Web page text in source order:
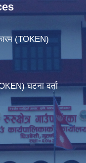
(TOKEN)
घटना दर्ता